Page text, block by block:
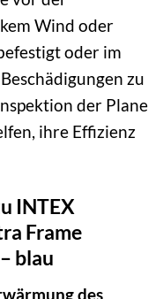
Wind oder
oder im
zu
der Plane
ihre Effizienz
INTEX
Frame
blau
des